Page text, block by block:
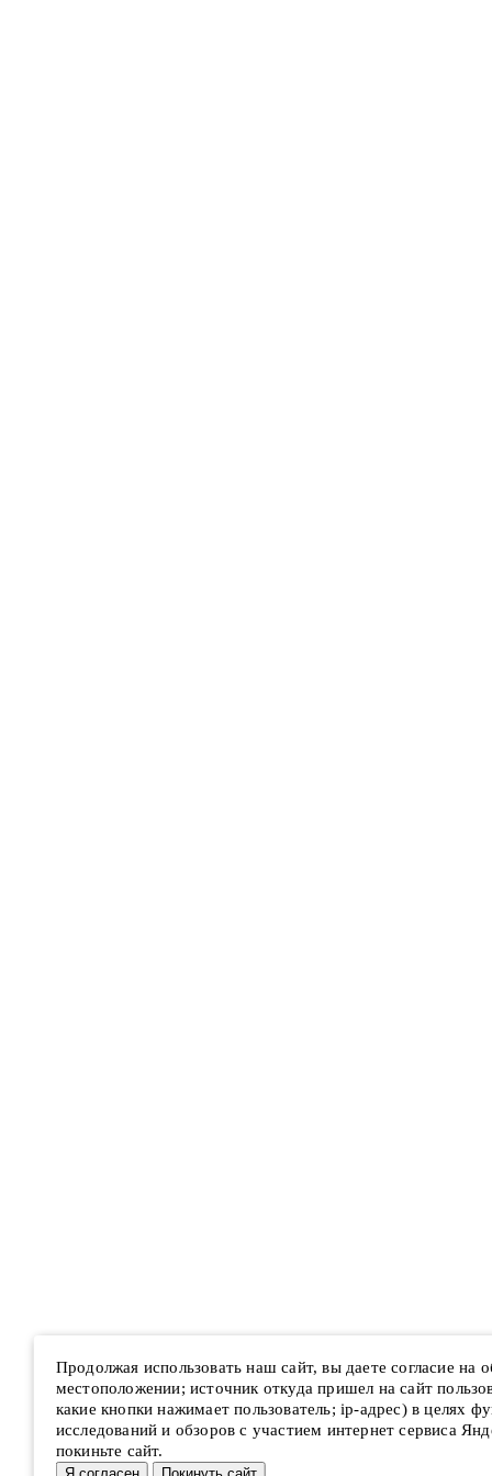
Продолжая использовать наш сайт, вы даете согласие на
местоположении; источник откуда пришел на сайт
какие кнопки нажимает пользователь; ip-адрес) в целях
исследований и обзоров с участием интернет сервиса
покиньте сайт.